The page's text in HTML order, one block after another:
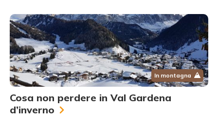
In montagna
Cosa non perdere in Val Gardena
d’inverno